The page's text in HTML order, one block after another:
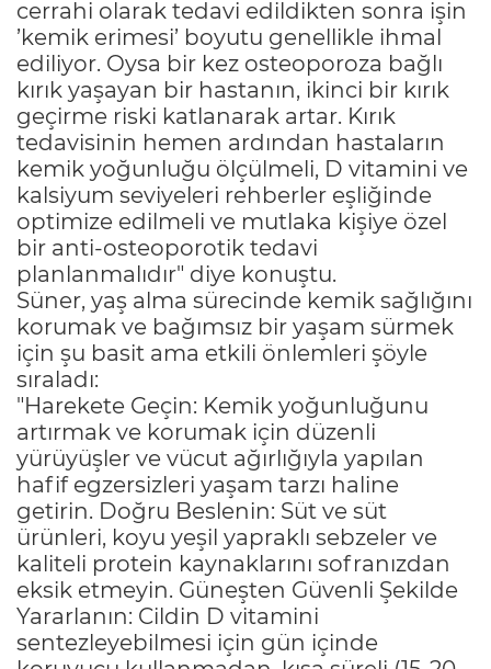
cerrahi olarak tedavi edildikten sonra işin
’kemik erimesi’ boyutu genellikle ihmal
ediliyor. Oysa bir kez osteoporoza bağlı
kırık yaşayan bir hastanın, ikinci bir kırık
geçirme riski katlanarak artar. Kırık
tedavisinin hemen ardından hastaların
kemik yoğunluğu ölçülmeli, D vitamini ve
kalsiyum seviyeleri rehberler eşliğinde
optimize edilmeli ve mutlaka kişiye özel
bir anti-osteoporotik tedavi
planlanmalıdır" diye konuştu.
Süner, yaş alma sürecinde kemik sağlığını
korumak ve bağımsız bir yaşam sürmek
için şu basit ama etkili önlemleri şöyle
sıraladı:
"Harekete Geçin: Kemik yoğunluğunu
artırmak ve korumak için düzenli
yürüyüşler ve vücut ağırlığıyla yapılan
hafif egzersizleri yaşam tarzı haline
getirin. Doğru Beslenin: Süt ve süt
ürünleri, koyu yeşil yapraklı sebzeler ve
kaliteli protein kaynaklarını sofranızdan
eksik etmeyin. Güneşten Güvenli Şekilde
Yararlanın: Cildin D vitamini
sentezleyebilmesi için gün içinde